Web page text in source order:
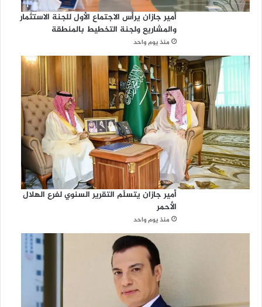
أمير جازان يرأس الاجتماع الأول للجنة الاستثمار
والمشاريع ولجنة التخطيط بالمنطقة
منذ يوم واحد
أمير جازان يتسلّم التقرير السنوي لفرع الهلال
الأحمر
منذ يوم واحد